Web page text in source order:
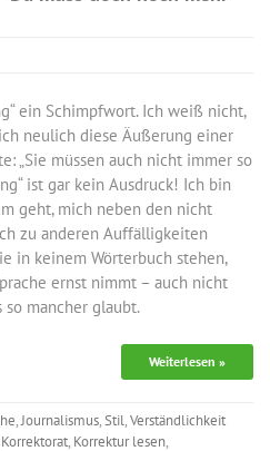
ein Schimpfwort. Ich weiß nicht,
neulich diese Äußerung einer
„Sie müssen auch nicht immer so
ist gar kein Ausdruck! Ich bin
geht, mich neben den nicht
zu anderen Auffälligkeiten
in keinem Wörterbuch stehen,
ernst nimmt – auch nicht
so mancher glaubt.
Weiterlesen »
,Journalismus,Stil,Verständlichkeit
Korrektorat, Korrektur lesen,